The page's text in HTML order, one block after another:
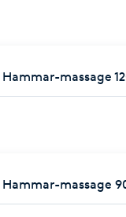
Hammar-massage
Hammar-massage